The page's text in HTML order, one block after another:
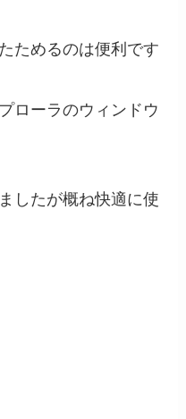
ためるのは便利です
ローラのウィンドウ
したが概ね快適に使